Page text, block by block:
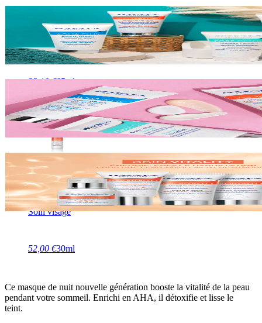
Micro-Exfoliant Belle Peau Skin Vitality
Soin visage
22,10 €65ml
Sérum Bonne Mine Anti-Fatigue Skin
Vitality
Soin visage
52,00 €30ml
Ajouter au
panier
Ce masque de nuit nouvelle génération booste la vitalité de la peau
pendant votre sommeil. Enrichi en AHA, il détoxifie et lisse le
teint.